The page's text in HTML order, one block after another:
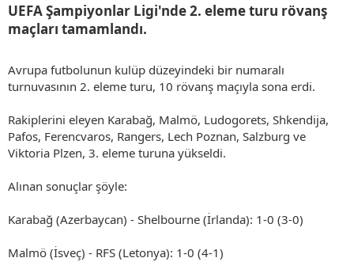
UEFA Şampiyonlar Ligi'nde 2. eleme turu rövanş
maçları tamamlandı.​
Avrupa futbolunun kulüp düzeyindeki bir numaralı
turnuvasının 2. eleme turu, 10 rövanş maçıyla sona erdi.
Rakiplerini eleyen Karabağ, Malmö, Ludogorets, Shkendija,
Pafos, Ferencvaros, Rangers, Lech Poznan, Salzburg ve
Viktoria Plzen, 3. eleme turuna yükseldi.
Alınan sonuçlar şöyle:
Karabağ (Azerbaycan) - Shelbourne (İrlanda): 1-0 (3-0)
Malmö (İsveç) - RFS (Letonya): 1-0 (4-1)